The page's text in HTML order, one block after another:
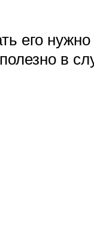
его
в